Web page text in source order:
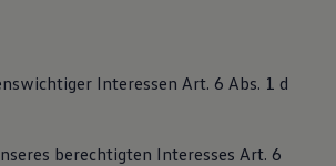
Interessen Art. 6 Abs. 1 d
berechtigten Interesses Art. 6